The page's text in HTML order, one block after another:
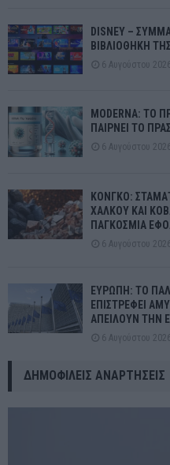
DISNEY –
ΒΙΒΛΙΟΘΗΚΗ
6 Αυγούστου 2026
MODERNA: ΤΟ
ΠΑΙΡΝΕΙ ΤΟ
6 Αυγούστου 2026
ΚΟΝΓΚΟ:
ΧΑΛΚΟΥ ΚΑΙ
ΠΑΓΚΟΣΜΙΑ
6 Αυγούστου 2026
ΕΥΡΩΠΗ: ΤΟ
ΕΠΙΣΤΡΕΦΕΙ
ΑΠΕΙΛΟΥΝ ΤΗΝ
6 Αυγούστου 2026
ΔΗΜΟΦΙΛΕΊΣ ΑΝΑΡΤΉΣΕΙΣ